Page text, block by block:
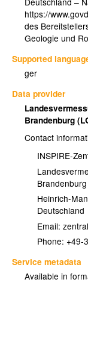
https://
des
Geologie und
Supported
ger
Data provider
Brandenburg
Contact
INSPIRE-
Heinrich-
Deutschland
Email:
Phone: +49-
Service metadata
Available in